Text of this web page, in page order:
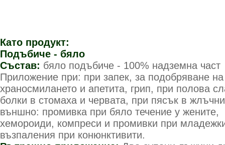
Като продукт:
Подъбиче - бяло
Състав: бяло подъбиче - 100% надземна част
Приложение при: при запек, за подобряване на
храносмилането и апетита, грип, при полова
болки в стомаха и червата, при пясък в
външно: промивка при бяло течение у жените,
хемороиди, компреси и промивки при
възпаления при конюнктивити.